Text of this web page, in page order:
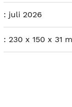
: juli 2026
: 230 x 150 x 31